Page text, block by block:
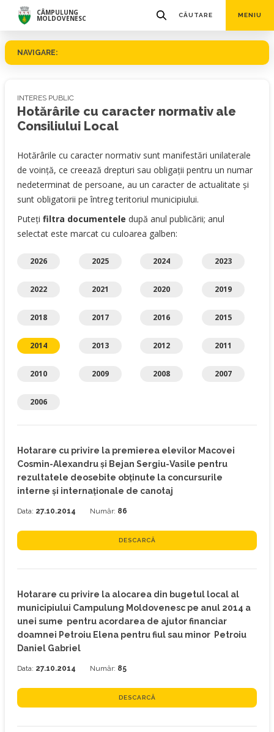
CÂMPULUNG
MOLDOVENESC CĂUTARE MENIU
NAVIGARE:
INTERES PUBLIC
Hotărârile cu caracter normativ ale
Consiliului Local
Hotărârile cu caracter normativ sunt manifestări unilaterale
de voință, ce creează drepturi sau obligații pentru un numar
nedeterminat de persoane, au un caracter de actualitate și
sunt obligatorii pe întreg teritoriul municipiului.
Puteți filtra documentele după anul publicării; anul
selectat este marcat cu culoarea galben:
2026 2025 2024 2023
2022 2021 2020 2019
2018 2017 2016 2015
2014 2013 2012 2011
2010 2009 2008 2007
2006
Hotarare cu privire la premierea elevilor Macovei
Cosmin-Alexandru şi Bejan Sergiu-Vasile pentru
rezultatele deosebite obţinute la concursurile
interne şi internaţionale de canotaj
Data: 27.10.2014 Număr: 86
DESCARCĂ
Hotarare cu privire la alocarea din bugetul local al
municipiului Campulung Moldovenesc pe anul 2014 a
unei sume pentru acordarea de ajutor financiar
doamnei Petroiu Elena pentru fiul sau minor Petroiu
Daniel Gabriel
Data: 27.10.2014 Număr: 85
DESCARCĂ